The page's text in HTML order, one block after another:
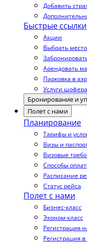
Добавить
Быстрые ссылки
Акции
Выбрать
Арендовать
Парковка в
Услуги
Бронирование и
Полет с нами
Планирование
Тарифы и
Визы и
Визовые
Способы
Расписание
Статус рейса
Полет с нами
Бизнес-класс
Эконом-класс
Регистрация
Регистрация в